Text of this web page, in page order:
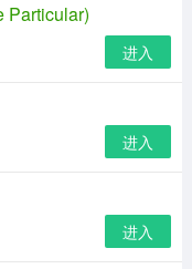
户关系管理复杂，甚
就没有重视。而智百
整车销售客户，汽
户预约试驾、预约
回访、客户保险到期
Particular)
进入
进入
进入